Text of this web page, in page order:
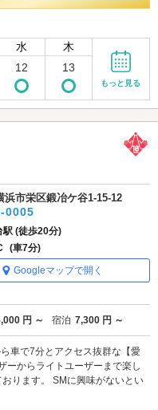
水 木
12 13
もっと見る
浜市栄区鍛冶ケ谷1-15-12
0005
駅 (徒歩20分)
(車7分)
Googleマップで開く
円 ～ 宿泊 7,300 円 ～
車で7分とアクセス抜群な【愛
ーからライトユーザーまで楽し
ります。 SMに興味がないとい